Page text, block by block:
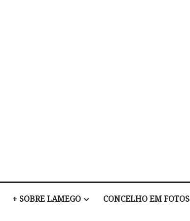
+ SOBRE LAMEGO CONCELHO EM FOTOS